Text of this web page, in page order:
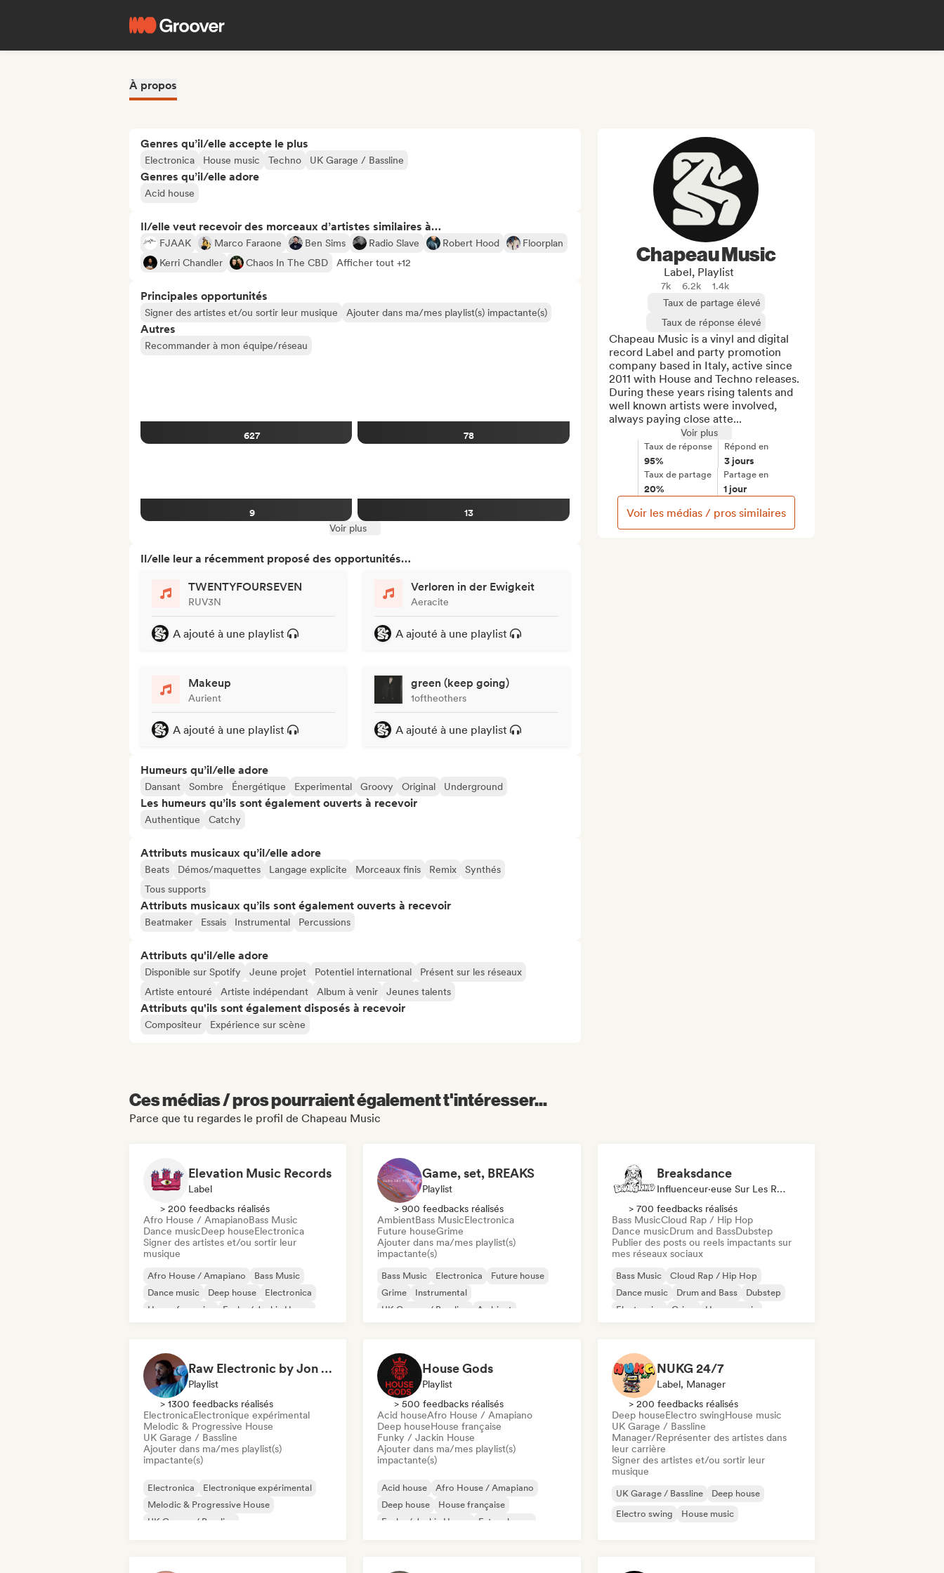
À propos
Genres qu’il/elle accepte le plus
Electronica House music Techno UK Garage / Bassline
Genres qu’il/elle adore
Acid house
Il/elle veut recevoir des morceaux d’artistes similaires à…
FJAAK Marco Faraone Ben Sims Radio Slave Robert Hood
Floorplan
Kerri Chandler
Chaos In The CBD Afficher tout +12
Principales opportunités
Signer des artistes et/ou sortir leur musique Ajouter dans ma/mes playlist(s) impactante(s)
Autres
Recommander à mon équipe/réseau
627 78
9
13
Voir plus
Il/elle leur a récemment proposé des opportunités…
TWENTYFOURSEVEN
RUV3N
A ajouté à une playlist
Verloren in der Ewigkeit
Aeracite
A ajouté à une playlist
Makeup
Aurient
A ajouté à une playlist
green (keep going)
1oftheothers
A ajouté à une playlist
Humeurs qu’il/elle adore
Dansant Sombre Énergétique Experimental Groovy Original Underground
Les humeurs qu’ils sont également ouverts à recevoir
Authentique Catchy
Attributs musicaux qu’il/elle adore
Beats Démos/maquettes Langage explicite Morceaux finis Remix
Synthés
Tous supports
Attributs musicaux qu’ils sont également ouverts à recevoir
Beatmaker Essais Instrumental Percussions
Attributs qu'il/elle adore
Disponible sur Spotify Jeune projet Potentiel international
Présent sur les réseaux
Artiste entouré
Artiste indépendant Album à venir Jeunes talents
Attributs qu'ils sont également disposés à recevoir
Compositeur Expérience sur scène
Chapeau Music
Label, Playlist
7k 6.2k
1.4k
Taux de partage élevé
Taux de réponse élevé
Chapeau Music is a vinyl and digital
record Label and party promotion
company based in Italy, active since
2011 with House and Techno releases.
During these years rising talents and
well known artists were involved,
always paying close atte...
Voir plus
Taux de réponse
95%
Répond en
3 jours
Taux de partage
20%
Partage en
1 jour
Voir les médias / pros similaires
Ces médias / pros pourraient également t'intéresser...
Parce que tu regardes le profil de Chapeau Music
Elevation Music Records
Label
> 200 feedbacks réalisés
Afro House / AmapianoBass Music
Dance musicDeep houseElectronica
Signer des artistes et/ou sortir leur
musique
Afro House / Amapiano
Bass Music
Dance music
Deep house
Electronica
House française
Funky / Jackin House
Game, set, BREAKS
Playlist
> 900 feedbacks réalisés
AmbientBass MusicElectronica
Future houseGrime
Ajouter dans ma/mes playlist(s)
impactante(s)
Bass Music Electronica
Future house
Grime
Instrumental
UK Garage / Bassline
Ambient
Breaksdance
Influenceur·euse Sur Les Réseaux Sociaux
> 700 feedbacks réalisés
Bass MusicCloud Rap / Hip Hop
Dance musicDrum and BassDubstep
Publier des posts ou reels impactants sur
mes réseaux sociaux
Bass Music
Cloud Rap / Hip Hop
Dance music
Drum and Bass
Dubstep
Electronica
Grime House music
Raw Electronic by Jon Gurd
Playlist
> 1300 feedbacks réalisés
ElectronicaElectronique expérimental
Melodic & Progressive House
UK Garage / Bassline
Ajouter dans ma/mes playlist(s)
impactante(s)
Electronica
Electronique expérimental
Melodic & Progressive House
UK Garage / Bassline
House Gods
Playlist
> 500 feedbacks réalisés
Acid houseAfro House / Amapiano
Deep houseHouse française
Funky / Jackin House
Ajouter dans ma/mes playlist(s)
impactante(s)
Acid house
Afro House / Amapiano
Deep house
House française
Funky / Jackin House
Future house
NUKG 24/7
Label, Manager
> 200 feedbacks réalisés
Deep houseElectro swingHouse music
UK Garage / Bassline
Manager/Représenter des artistes dans
leur carrière
Signer des artistes et/ou sortir leur
musique
UK Garage / Bassline
Deep house
Electro swing
House music